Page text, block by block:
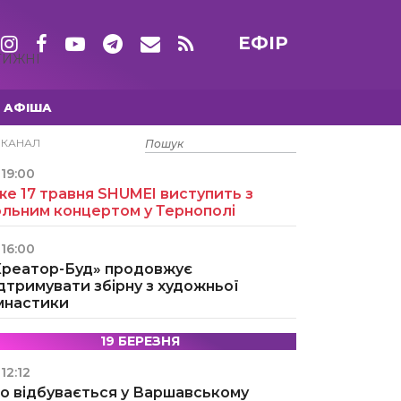
ЕФІР
АФІША
15 ТРАВНЯ
19:00
17 травня SHUMEI виступить з
концертом у Тернополі
16:00
Буд» продовжує
збірну з художньої
19 БЕРЕЗНЯ
12:12
відбувається у Варшавському